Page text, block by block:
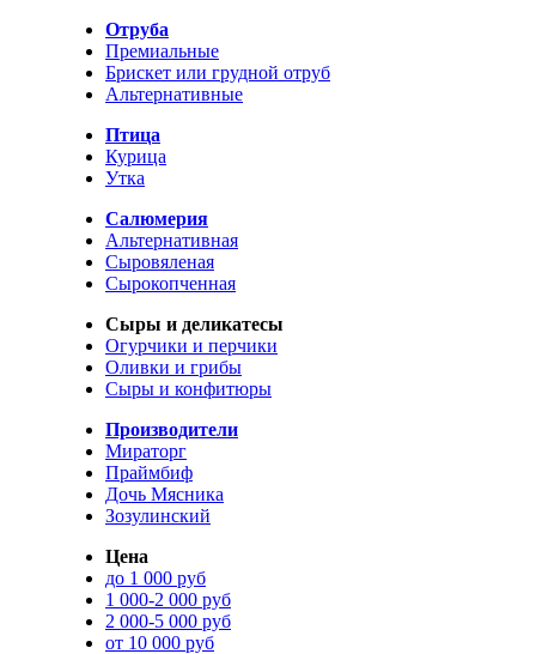
Отруба
Премиальные
Брискет или грудной отруб
Альтернативные
Птица
Курица
Утка
Салюмерия
Альтернативная
Сыровяленая
Сырокопченная
Сыры и деликатесы
Огурчики и перчики
Оливки и грибы
Сыры и конфитюры
Производители
Мираторг
Праймбиф
Дочь Мясника
Зозулинский
Цена
до 1 000 руб
1 000-2 000 руб
2 000-5 000 руб
от 10 000 руб